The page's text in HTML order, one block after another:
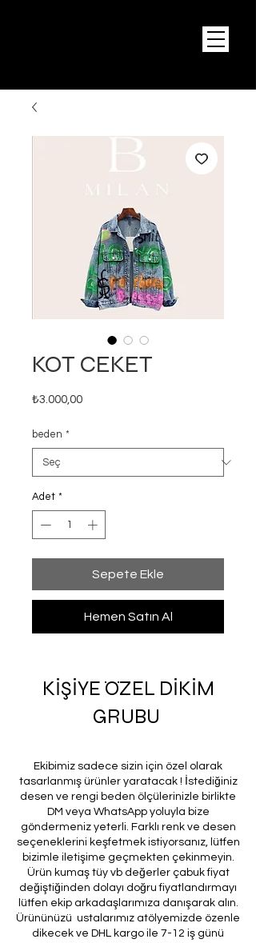
KOT CEKET
₺3.000,00Fiyat
beden *
Adet *
Sepete Ekle
Hemen Satın Al
KİŞİYE ÖZEL DİKİM
GRUBU
Ekibimiz sadece sizin için özel olarak
tasarlanmış ürünler yaratacak ! İstediğiniz
desen ve rengi beden ölçülerinizle birlikte
DM veya WhatsApp yoluyla bize
göndermeniz yeterli. Farklı renk ve desen
seçeneklerini keşfetmek istiyorsanız, lütfen
bizimle iletişime geçmekten çekinmeyin.
Ürün kumaş tüy vb değerler çabuk fiyat
değiştiğinden dolayı doğru fiyatlandırmayı
lütfen ekip arkadaşlarımıza danışarak alın.
Ürününüzü ustalarımız atölyemizde özenle
dikecek ve DHL kargo ile 7-12 iş günü